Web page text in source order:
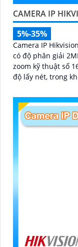
CAMERA IP
5%-35%
Camera IP
có độ phân giải
zoom kỹ thuật số
độ lấy nét, trong